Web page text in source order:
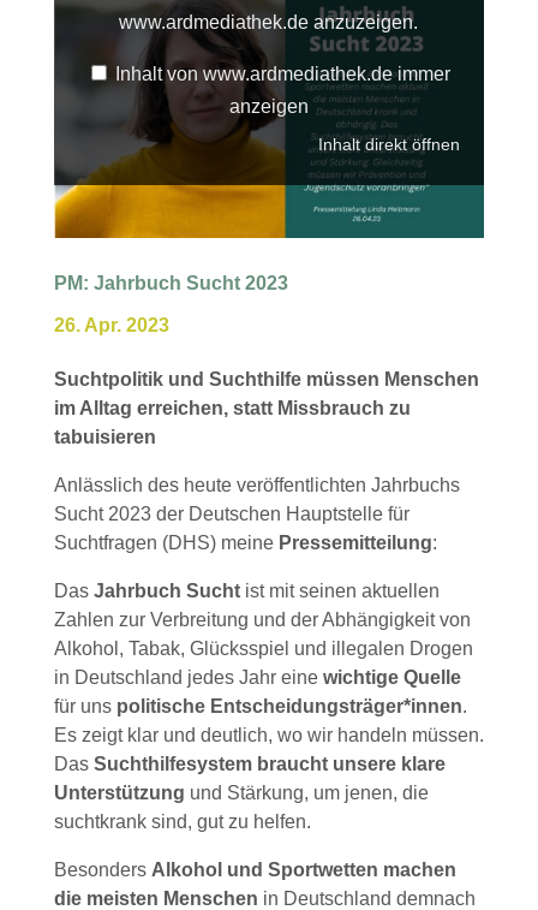
anzeigen
www.ardmediathek.de anzuzeigen.
Inhalt von www.ardmediathek.de immer
anzeigen
Inhalt direkt öffnen
PM: Jahrbuch Sucht 2023
26. Apr. 2023
Suchtpolitik und Suchthilfe müssen Menschen
im Alltag erreichen, statt Missbrauch zu
tabuisieren
Anlässlich des heute veröffentlichten Jahrbuchs
Sucht 2023 der Deutschen Hauptstelle für
Suchtfragen (DHS) meine Pressemitteilung:
Das Jahrbuch Suchtist mit seinen aktuellen
Zahlen zur Verbreitung und der Abhängigkeit von
Alkohol, Tabak, Glücksspiel und illegalen Drogen
in Deutschland jedes Jahr eine wichtige Quelle
für uns politische Entscheidungsträger*innen.
Es zeigt klar und deutlich, wo wir handeln müssen.
Das Suchthilfesystem braucht unsere klare
Unterstützung und Stärkung, um jenen, die
suchtkrank sind, gut zu helfen.
Besonders Alkohol und Sportwetten machen
die meisten Menschen in Deutschland demnach